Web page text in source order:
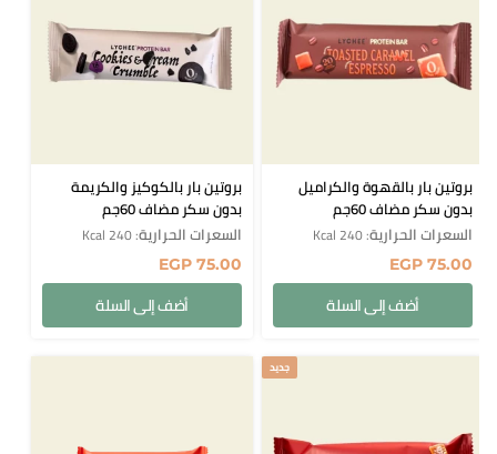
بروتين بار بالقهوة والكراميل
بدون سكر مضاف 60جم
EGP 75.00
أضف إلى السلة
السعرات الحرارية: 240 Kcal
بروتين بار بالكوكيز والكريمة
بدون سكر مضاف 60جم
EGP 75.00
أضف إلى السلة
السعرات الحرارية: 240 Kcal
جديد